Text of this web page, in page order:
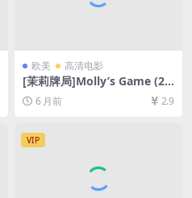
欧美 高清电影
[茉莉牌局]Molly’s Game (20
17)[百度网盘+夸克网盘1080P
超清未删减资源][网盘在线播
放/下载][MP4/9GB][中英字
幕]
6 月前 2.9
VIP